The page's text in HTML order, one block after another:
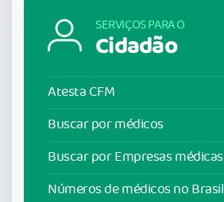
SERVIÇOS PARA O
Cidadão
Atesta CFM
Buscar por médicos
Buscar por Empresas médicas
Números de médicos no Brasil